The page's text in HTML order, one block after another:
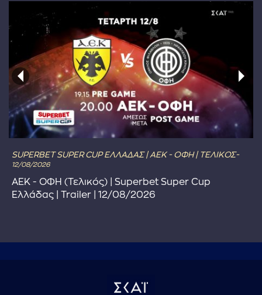
SUPERBET SUPER CUP ΕΛΛΑΔΑΣ | ΑΕΚ - ΟΦΗ | ΤΕΛΙΚΟΣ-
12/08/2026
ΑΕΚ - ΟΦΗ (Τελικός) | Superbet Super Cup
Ελλάδας | Trailer | 12/08/2026